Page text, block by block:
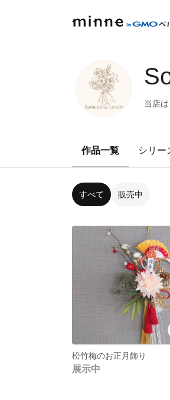
当店
作品一覧 シリー
すべて 販売中
松竹梅のお正月飾り
展示中